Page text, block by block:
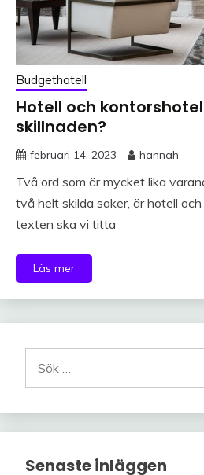
Budgethotell
Hotell och
skillnaden?
februari 14, 2023 hannah
Två ord som är mycket lika
två helt skilda saker, är hotell
texten ska vi titta
Läs mer
efter:
Senaste inläggen